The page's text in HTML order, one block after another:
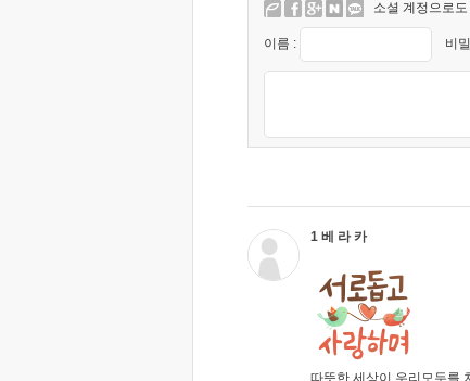
소셜 계정으로
이름 : 비
1 베 라 카
따뜻한 세상이 우리모두를